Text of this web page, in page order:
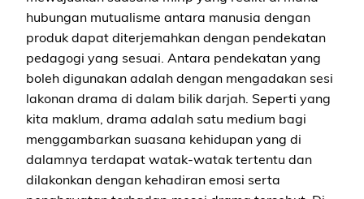
hubungan mutualisme antara manusia dengan
produk dapat diterjemahkan dengan pendekatan
pedagogi yang sesuai. Antara pendekatan yang
boleh digunakan adalah dengan mengadakan sesi
lakonan drama di dalam bilik darjah. Seperti yang
kita maklum, drama adalah satu medium bagi
menggambarkan suasana kehidupan yang di
dalamnya terdapat watak-watak tertentu dan
dilakonkan dengan kehadiran emosi serta